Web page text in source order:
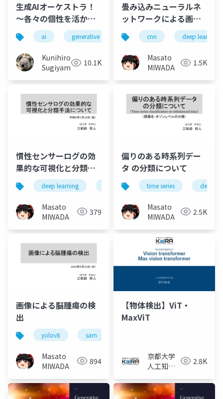
生成AIオーケストラ！
～各々の個性を活かし
協奏する～ さらに深掘
りする最新事例と活用
法
ai generative ai machine learning deep
Kunihiro
Sugiyama
10.1K
畳み込みニューラルネ
ットワークによる画像
分類について
cnn deep learning
Masato
MIWADA
1.5K
慣性センサーログの効
果的な可視化と分類に
ついてdeep learning
Masato
MIWADA
379
偏りのある時系列デー
タ の分類について
time series deep
Masato
MIWADA
2.5K
画像による脳腫瘍の検
出
yolov8 sam
Masato
MIWADA
894
【物体検出】ViT・
MaxViT
京都大学
人工知能
KaiRA
2.8K